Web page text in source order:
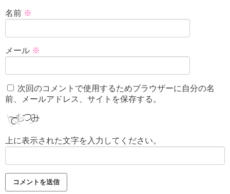
名前 ※
メール ※
次回のコメントで使用するためブラウザーに自分の名
前、メールアドレス、サイトを保存する。
上に表示された文字を入力してください。